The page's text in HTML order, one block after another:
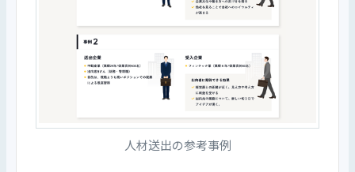
人材送出の参考事例